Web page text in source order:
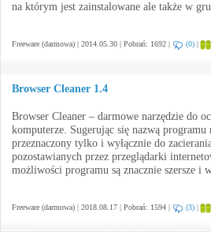
na którym jest zainstalowane ale także w
Freeware (darmowa) | 2014.05.30 | Pobrań: 1692 | (0) |
Browser Cleaner 1.4
Browser Cleaner – darmowe narzędzie do
komputerze. Sugerując się nazwą programu
przeznaczony tylko i wyłącznie do
pozostawianych przez przeglądarki
możliwości programu są znacznie szersze i
Freeware (darmowa) | 2018.08.17 | Pobrań: 1594 | (3) |